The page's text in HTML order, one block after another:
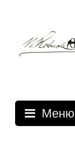
содержимому
Меню